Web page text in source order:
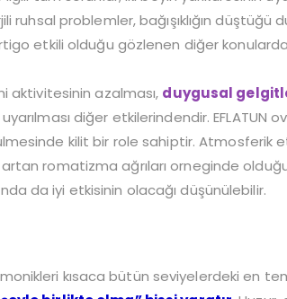
ruhsal problemler, bağışıklığın düştüğü
etkili olduğu gözlenen diğer
aktivitesinin azalması, duygusal
diğer etkilerindendir.
kilit bir role sahiptir. Atmosferik
romatizma ağrıları orneginde
da iyi etkisinin olacağı düşünülebilir.
kısaca bütün seviyelerdeki en